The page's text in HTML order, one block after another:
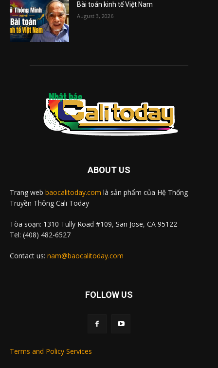
Bài toán kinh tế Việt Nam
August 3, 2026
ABOUT US
Trang web baocalitoday.com là sản phẩm của Hệ Thống
Truyền Thông Cali Today
Tòa soạn: 1310 Tully Road #109, San Jose, CA 95122
Tel: (408) 482-6527
Contact us: nam@baocalitoday.com
FOLLOW US
Terms and Policy Services